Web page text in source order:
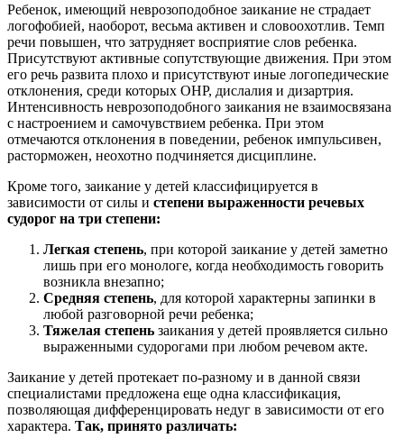
Ребенок, имеющий неврозоподобное заикание не страдает
логофобией, наоборот, весьма активен и словоохотлив. Темп
речи повышен, что затрудняет восприятие слов ребенка.
Присутствуют активные сопутствующие движения. При этом
его речь развита плохо и присутствуют иные логопедические
отклонения, среди которых ОНР, дислалия и дизартрия.
Интенсивность неврозоподобного заикания не взаимосвязана
с настроением и самочувствием ребенка. При этом
отмечаются отклонения в поведении, ребенок импульсивен,
расторможен, неохотно подчиняется дисциплине.
Кроме того, заикание у детей классифицируется в
зависимости от силы и степени выраженности речевых
судорог на три степени:
Легкая степень, при которой заикание у детей заметно
лишь при его монологе, когда необходимость говорить
возникла внезапно;
Средняя степень, для которой характерны запинки в
любой разговорной речи ребенка;
Тяжелая степень заикания у детей проявляется сильно
выраженными судорогами при любом речевом акте.
Заикание у детей протекает по-разному и в данной связи
специалистами предложена еще одна классификация,
позволяющая дифференцировать недуг в зависимости от его
характера. Так, принято различать: